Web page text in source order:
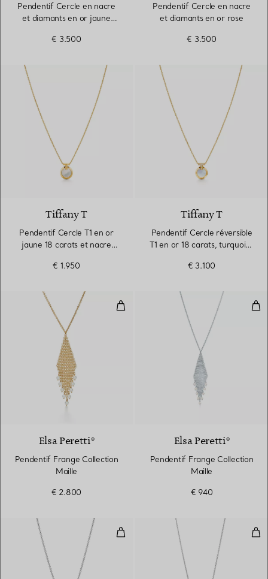
Pendentif Cercle en nacre
et diamants en or jaune
€ 3.500
Pendentif Cercle en nacre
et diamants en or rose
€ 3.500
Tiffany T
Pendentif Cercle T1 en or
jaune 18 carats et nacre
€ 1.950
Tiffany T
Pendentif Cercle réversible
T1 en or 18 carats, turquoise
€ 3.100
Pendentif Frange Collection
Elsa Peretti®
Pendentif Frange Collection
Maille
€ 2.800
Elsa Peretti®
Pendentif Frange Collection
Maille
€ 940
Pendentif Perle